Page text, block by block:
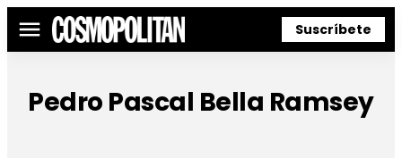
Menú Suscríbete
Pedro Pascal Bella Ramsey